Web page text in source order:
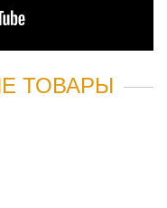
ТОВАРЫ